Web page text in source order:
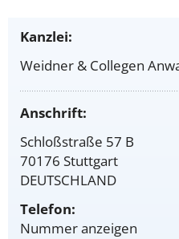
Kanzlei:
Weidner & Collegen
Anschrift:
Schloßstraße 57 B
70176 Stuttgart
DEUTSCHLAND
Telefon:
Nummer anzeigen